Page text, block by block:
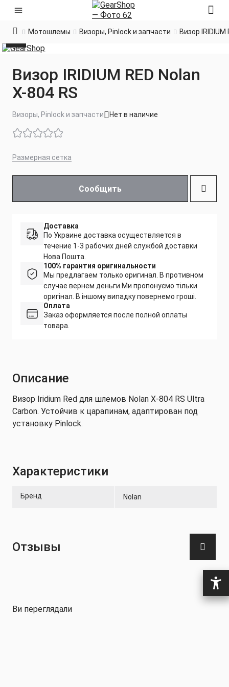
Мотошлемы Визоры, Pinlock и запчасти Визор IRIDIUM
Визор IRIDIUM RED Nolan
X-804 RS
Визоры, Pinlock и запчасти Нет в наличие
Размерная сетка
Сообщить
Доставка
По Украине доставка осуществляется в
течение 1-3 рабочих дней службой доставки
Нова Пошта.
100% гарантия оригинальности
Мы предлагаем только оригинал. В противном
случае вернем деньги. Ми пропонуємо тільки
оригінал. В іншому випадку повернемо гроші.
Оплата
Заказ оформляется после полной оплаты
товара.
Описание
Визор Iridium Red для шлемов Nolan X-804 RS Ultra
Carbon. Устойчив к царапинам, адаптирован под
установку Pinlock.
Характеристики
Бренд Nolan
Отзывы
Ви переглядали